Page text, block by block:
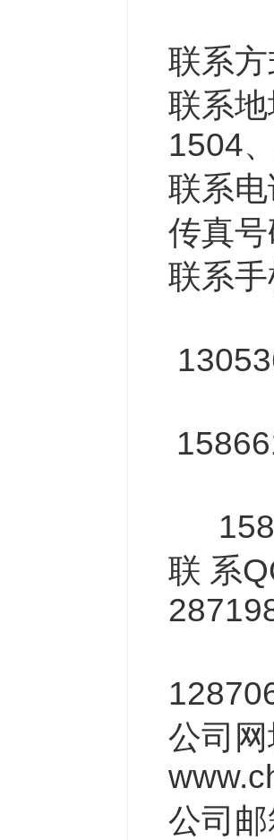
联系方
联系
1504、
联系电
传真号
联系
联 系
公司网
公司邮